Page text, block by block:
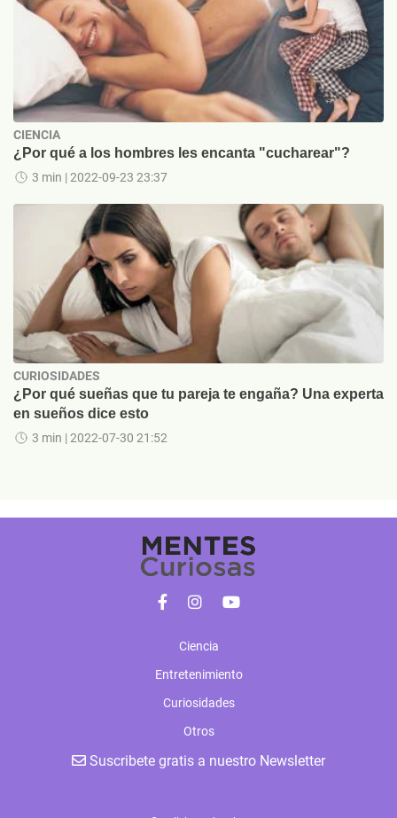
CIENCIA
¿Por qué a los hombres les encanta "cucharear"?
3 min | 2022-09-23 23:37
CURIOSIDADES
¿Por qué sueñas que tu pareja te engaña? Una experta
en sueños dice esto
3 min | 2022-07-30 21:52
Ciencia
Entretenimiento
Curiosidades
Otros
Suscribete gratis a nuestro Newsletter